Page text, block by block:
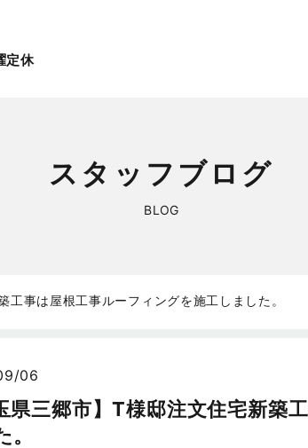
定休
BLOG
スタッフブログ
工事は屋根工事ルーフィングを施工しました。
06
県三郷市】T様邸注文住宅新築
。